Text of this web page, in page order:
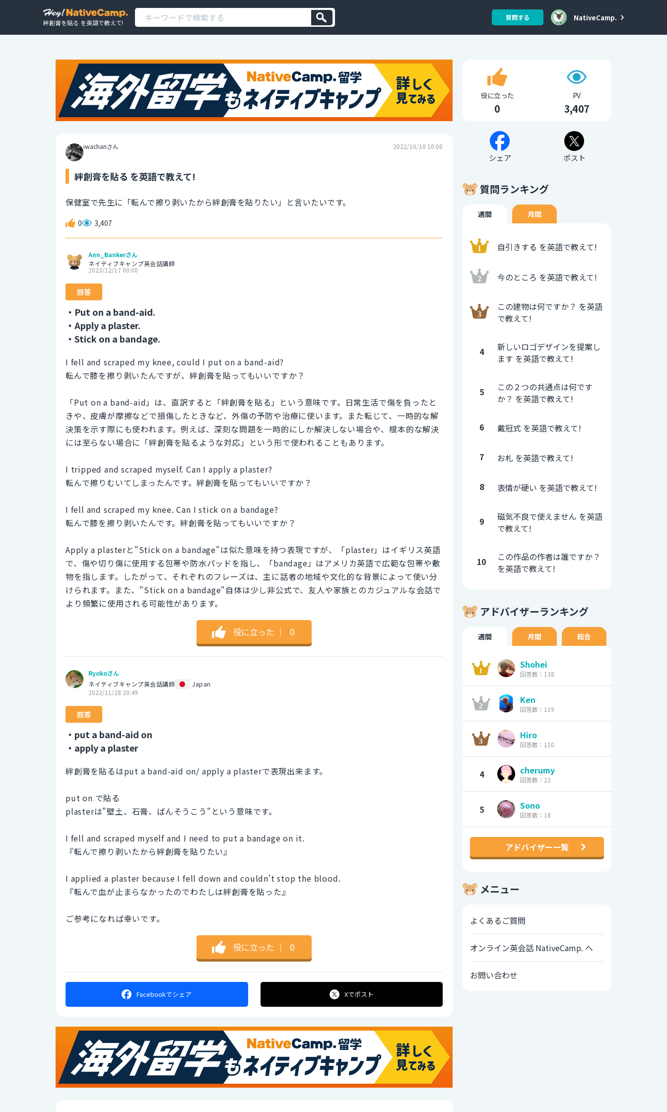
絆創膏を貼る を英語で教えて!
質問する NativeCamp.
iwachanさん 2022/10/10 10:00
絆創膏を貼る を英語で教えて!
保健室で先生に「転んで擦り剥いたから絆創膏を貼りたい」と言いたいです。
0 3,407
Ann_Bankerさん
ネイティブキャンプ英会話講師
2023/12/17 00:00
回答
・Put on a band-aid.
・Apply a plaster.
・Stick on a bandage.
I fell and scraped my knee, could I put on a band-aid?
転んで膝を擦り剥いたんですが、絆創膏を貼ってもいいですか？
「Put on a band-aid」は、直訳すると「絆創膏を貼る」という意味です。日常生活で傷を負ったと
きや、皮膚が摩擦などで損傷したときなど、外傷の予防や治療に使います。また転じて、一時的な解
決策を示す際にも使われます。例えば、深刻な問題を一時的にしか解決しない場合や、根本的な解決
には至らない場合に「絆創膏を貼るような対応」という形で使われることもあります。
I tripped and scraped myself. Can I apply a plaster?
転んで擦りむいてしまったんです。絆創膏を貼ってもいいですか？
I fell and scraped my knee. Can I stick on a bandage?
転んで膝を擦り剥いたんです。絆創膏を貼ってもいいですか？
Apply a plasterと"Stick on a bandage"は似た意味を持つ表現ですが、「plaster」はイギリス英語
で、傷や切り傷に使用する包帯や防水パッドを指し、「bandage」はアメリカ英語で広範な包帯や敷
物を指します。したがって、それぞれのフレーズは、主に話者の地域や文化的な背景によって使い分
けられます。また、"Stick on a bandage"自体は少し非公式で、友人や家族とのカジュアルな会話で
より頻繁に使用される可能性があります。
役に立った ｜ 0
Ryokoさん
ネイティブキャンプ英会話講師
Japan
2022/11/28 20:49
回答
・put a band-aid on
・apply a plaster
絆創膏を貼るはput a band-aid on/ apply a plasterで表現出来ます。
put on で貼る
plasterは"壁土、石膏、ばんそうこう"という意味です。
I fell and scraped myself and I need to put a bandage on it.
『転んで擦り剥いたから絆創膏を貼りたい』
I applied a plaster because I fell down and couldn't stop the blood.
『転んで血が止まらなかったのでわたしは絆創膏を貼った』
ご参考になれば幸いです。
役に立った ｜ 0
Facebookでシェア Xでポスト
役に立った
0
PV
3,407
シェア ポスト
質問ランキング
週間 月間
自引きする を英語で教えて!
今のところ を英語で教えて!
この建物は何ですか？ を英語
で教えて!
4
新しいロゴデザインを提案し
ます を英語で教えて!
5
この２つの共通点は何です
か？ を英語で教えて!
6 戴冠式 を英語で教えて!
7 お札 を英語で教えて!
8 表情が硬い を英語で教えて!
9
磁気不良で使えません を英語
で教えて!
10
この作品の作者は誰ですか？
を英語で教えて!
アドバイザーランキング
週間 月間 総合
Shohei
回答数：138
Ken
回答数：119
Hiro
回答数：110
4 cherumy
回答数：22
5 Sono
回答数：18
アドバイザー一覧
メニュー
よくあるご質問
オンライン英会話 NativeCamp. へ
お問い合わせ